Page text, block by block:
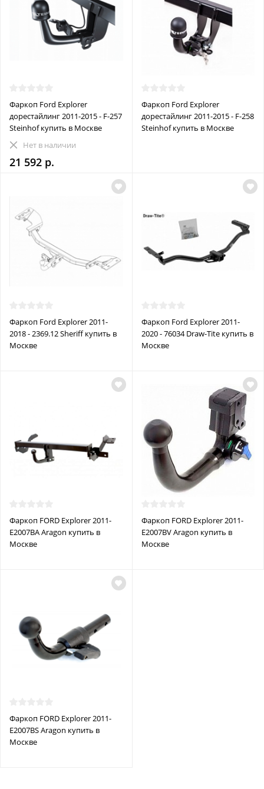
Фаркоп Ford Explorer
дорестайлинг 2011-2015 - F-257
Steinhof купить в Москве
Нет в наличии
21 592 р.
Фаркоп Ford Explorer
дорестайлинг 2011-2015 - F-258
Steinhof купить в Москве
Фаркоп Ford Explorer 2011-
2018 - 2369.12 Sheriff купить в
Москве
Фаркоп Ford Explorer 2011-
2020 - 76034 Draw-Tite купить в
Москве
Фаркоп FORD Explorer 2011-
E2007BA Aragon купить в
Москве
Фаркоп FORD Explorer 2011-
E2007BV Aragon купить в
Москве
Фаркоп FORD Explorer 2011-
E2007BS Aragon купить в
Москве